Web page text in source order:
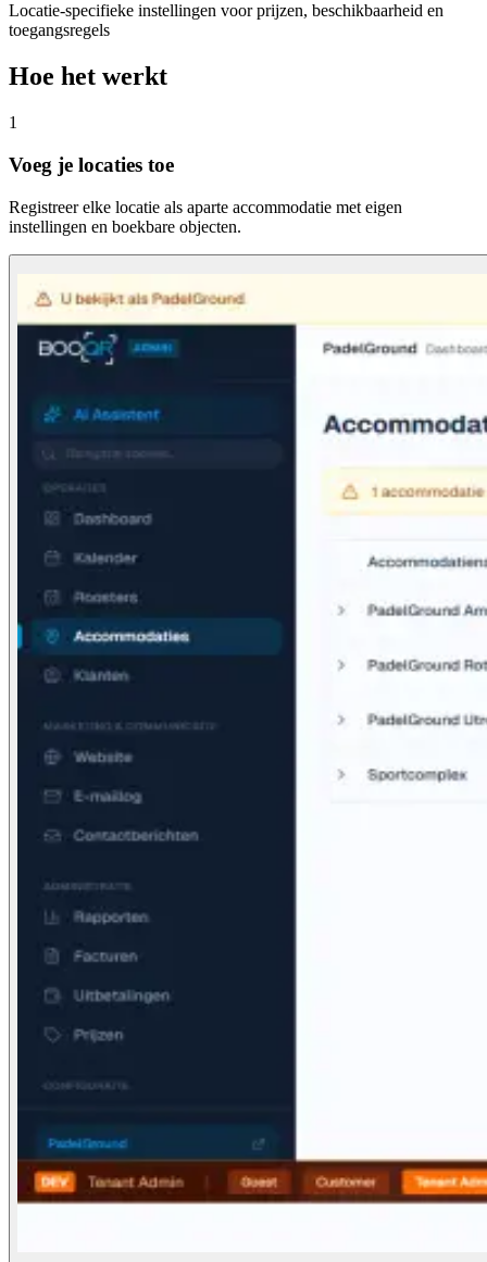
Locatie-specifieke instellingen voor prijzen, beschikbaarheid en
toegangsregels
Hoe het werkt
1
Voeg je locaties toe
Registreer elke locatie als aparte accommodatie met eigen
instellingen en boekbare objecten.